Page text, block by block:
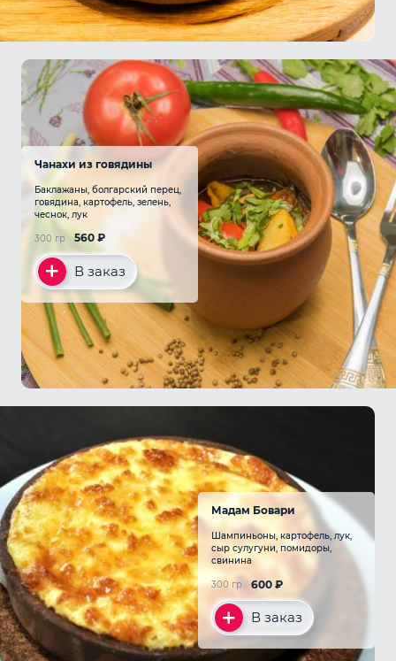
Чанахи из говядины
Баклажаны, болгарский перец,
говядина, картофель, зелень,
чеснок, лук
560 ₽
300 гр
В заказ
Мадам Бовари
Шампиньоны, картофель, лук,
сыр сулугуни, помидоры,
свинина
600 ₽
300 гр
В заказ